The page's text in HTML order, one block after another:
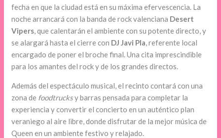
fecha en que la ciudad está en su máxima efervescencia. La
noche arrancará con la banda de rock valenciana Desert
Vipers, que calentarán el ambiente con su potente directo, y
se alargará hasta el cierre con DJ Javi Pla, referente local
encargado de poner el broche final. Una cita imprescindible
para los amantes del rock y de los grandes directos.
Además del espectáculo musical, el recinto contará con una
zona de foodtrucksy barras pensada para completar la
experiencia y convertir el concierto en un auténtico plan
veraniego al aire libre, donde disfrutar de la mejor música de
Queen en un ambiente festivo y relajado.